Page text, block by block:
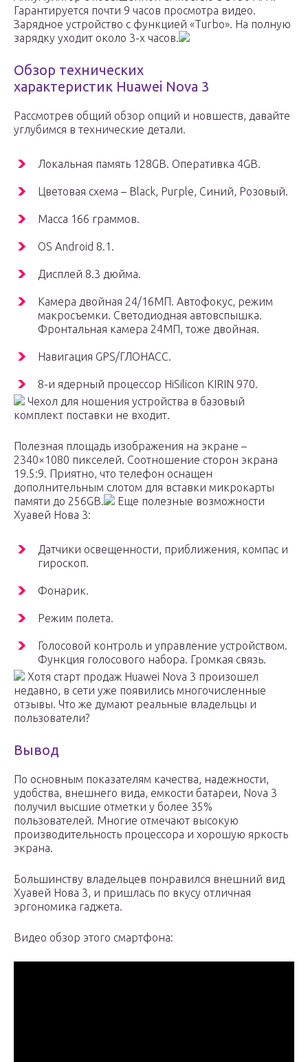
Гарантируется почти 9 часов просмотра видео.
Зарядное устройство с функцией «Turbo». На полную
зарядку уходит около 3-х часов.
Обзор технических
характеристик Huawei Nova 3
Рассмотрев общий обзор опций и новшеств, давайте
углубимся в технические детали.
Локальная память 128GB. Оперативка 4GB.
Цветовая схема – Black, Purple, Синий, Розовый.
Масса 166 граммов.
OS Android 8.1.
Дисплей 8.3 дюйма.
Камера двойная 24/16МП. Автофокус, режим
макросъемки. Светодиодная автовспышка.
Фронтальная камера 24МП, тоже двойная.
Навигация GPS/ГЛОНАСС.
8-и ядерный процессор HiSilicon KIRIN 970.
Чехол для ношения устройства в базовый
комплект поставки не входит.
Полезная площадь изображения на экране –
2340×1080 пикселей. Соотношение сторон экрана
19.5:9. Приятно, что телефон оснащен
дополнительным слотом для вставки микрокарты
памяти до 256GB.
Еще полезные возможности
Хуавей Нова 3:
Датчики освещенности, приближения, компас и
гироскоп.
Фонарик.
Режим полета.
Голосовой контроль и управление устройством.
Функция голосового набора. Громкая связь.
Хотя старт продаж Huawei Nova 3 произошел
недавно, в сети уже появились многочисленные
отзывы. Что же думают реальные владельцы и
пользователи?
Вывод
По основным показателям качества, надежности,
удобства, внешнего вида, емкости батареи, Nova 3
получил высшие отметки у более 35%
пользователей. Многие отмечают высокую
производительность процессора и хорошую яркость
экрана.
Большинству владельцев понравился внешний вид
Хуавей Нова 3, и пришлась по вкусу отличная
эргономика гаджета.
Видео обзор этого смартфона: